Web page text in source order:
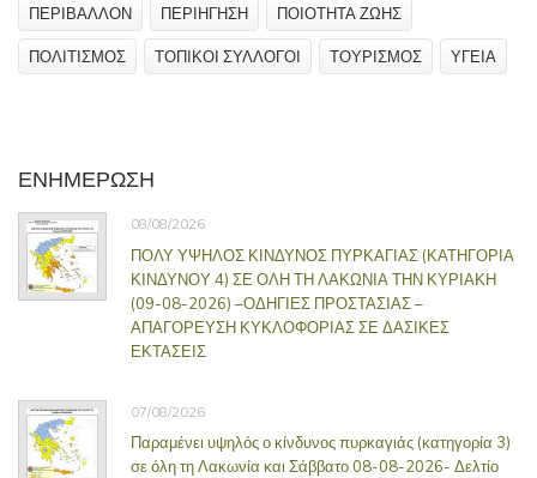
ΠΕΡΙΒΑΛΛΟΝ ΠΕΡΙΗΓΗΣΗ ΠΟΙΟΤΗΤΑ ΖΩΗΣ
ΠΟΛΙΤΙΣΜΟΣ ΤΟΠΙΚΟΙ ΣΥΛΛΟΓΟΙ ΤΟΥΡΙΣΜΟΣ ΥΓΕΙΑ
ΕΝΗΜΕΡΩΣΗ
08/08/2026
ΠΟΛΥ ΥΨΗΛΟΣ ΚΙΝΔΥΝΟΣ ΠΥΡΚΑΓΙΑΣ (ΚΑΤΗΓΟΡΙΑ
ΚΙΝΔΥΝΟΥ 4) ΣΕ ΟΛΗ ΤΗ ΛΑΚΩΝΙΑ ΤΗΝ ΚΥΡΙΑΚΗ
(09-08-2026) –ΟΔΗΓΙΕΣ ΠΡΟΣΤΑΣΙΑΣ –
ΑΠΑΓΟΡΕΥΣΗ ΚΥΚΛΟΦΟΡΙΑΣ ΣΕ ΔΑΣΙΚΕΣ
ΕΚΤΑΣΕΙΣ
07/08/2026
Παραμένει υψηλός ο κίνδυνος πυρκαγιάς (κατηγορία 3)
σε όλη τη Λακωνία και Σάββατο 08-08-2026- Δελτίο